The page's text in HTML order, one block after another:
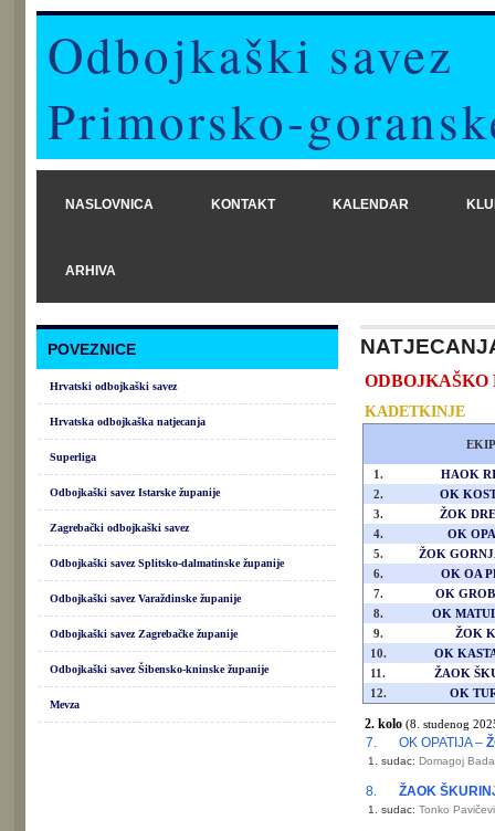
Odbojkaški savez
Primorsko-
NASLOVNICA KONTAKT KALENDAR
ARHIVA
POVEZNICE
Hrvatski odbojkaški savez
Hrvatska odbojkaška natjecanja
Superliga
Odbojkaški savez Istarske županije
Zagrebački odbojkaški savez
Odbojkaški savez Splitsko-dalmatinske županije
Odbojkaški savez Varaždinske županije
Odbojkaški savez Zagrebačke županije
Odbojkaški savez Šibensko-kninske županije
Mevza
ODBOJKAŠKO
KADETKINJE
1.
HAOK
2.
OK
3.
ŽOK
4.
OK
5.
ŽOK
6.
OK OA
7.
OK
8.
OK
9.
ŽOK
10.
OK
11.
ŽAOK
12.
OK
2. kolo (8. studenog
7. OK OPATIJA –
1. sudac: Domagoj
8. ŽAOK
1. sudac: Tonko